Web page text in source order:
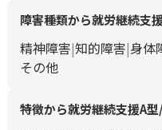
障害種類から就労継続支
精神障害 知的障害 身体
その他
特徴から就労継続支援A